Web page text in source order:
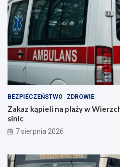
BEZPIECZEŃSTWO ZDROWIE
Zakaz kąpieli na plaży w
sinic
7 sierpnia 2026